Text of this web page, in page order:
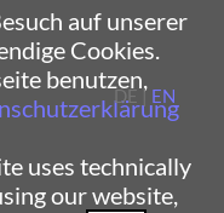
auf unserer
Cookies.
benutzen,
uses technically
our website,
DE | EN